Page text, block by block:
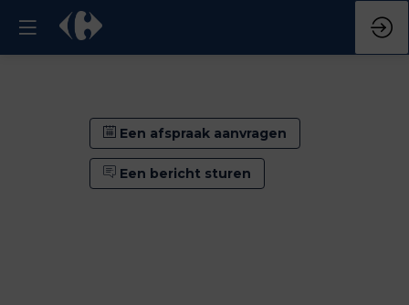
Een afspraak aanvragen
Een bericht sturen